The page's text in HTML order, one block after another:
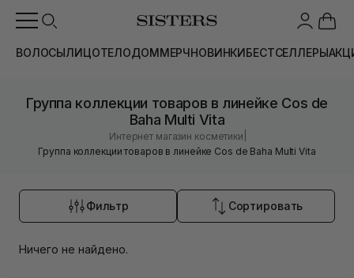
ВОЛОСЫЛИЦОТЕЛОДОММЕРЧНОВИНКИБЕСТСЕЛЛЕРЫ
Группа коллекции товаров в линейке Cos de
Baha Multi Vita
Интернет магазин косметики
Группа коллекции товаров в линейке Cos de Baha Multi Vita
Фильтр Сортировать
Ничего не найдено.